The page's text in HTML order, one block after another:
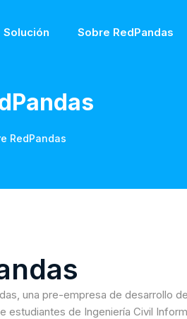
Solución Sobre RedPandas
RedPandas
una pre-empresa de desarrollo
estudiantes de Ingeniería Civil